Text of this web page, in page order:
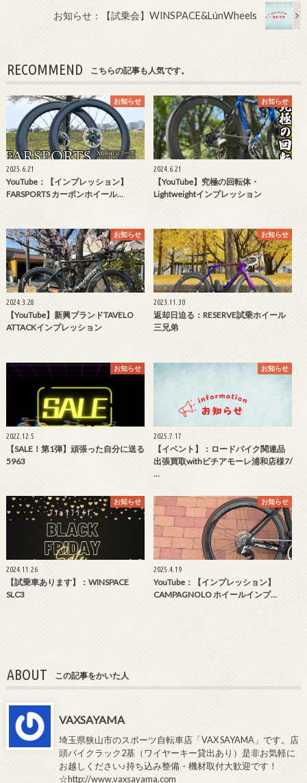
お知らせ：【試乗会】WINSPACE&LúnWheels
RECOMMEND こちらの記事も人気です。
お知らせ
2025.6.21
YouTube：【インプレッション】
FARSPORTS カーボンホイール…
お知らせ
2024.6.21
【YouTube】究極の回転体・
Lightweightインプレッション
お知らせ
2024.3.28
【YouTube】新興ブランドTAVELO
ATTACKインプレッション
お知らせ
2023.11.30
返却日迫る：RESERVE試乗ホイール
三兄弟
お知らせ
2022.12.5
【SALE！第1弾】頑張った自分に送る
5963
お知らせ
2025.7.17
【イベント】：ロードバイク関連品
出張買取withビチアモーレ浦和店様7/
…
お知らせ
2024.11.26
【試乗車あります】：WINSPACE
SLC3
お知らせ
2025.4.19
YouTube：【インプレッション】
CAMPAGNOLO ホイールインプ…
ABOUT この記事をかいた人
VAXSAYAMA
埼玉県狭山市のスポーツ自転車店「VAX SAYAMA」です。店
頭バイクラック2基（ワイヤーキー貸出あり）是非お気軽に
お越しください♪持ち込み整備・機材取付大歓迎です！
☆http://www.vaxsayama.com